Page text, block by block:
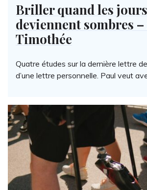
Briller quand les jours
deviennent sombres –
Timothée
Quatre études sur la dernière lettre de
d’une lettre personnelle. Paul veut